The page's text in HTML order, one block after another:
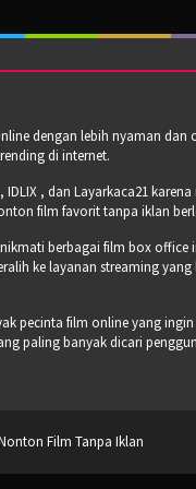
dengan lebih nyaman dan
di internet.
, IDLIX , dan Layarkaca21
film favorit tanpa iklan
berbagai film box
ke layanan streaming
pecinta film online yang
paling banyak dicari
Film Tanpa Iklan